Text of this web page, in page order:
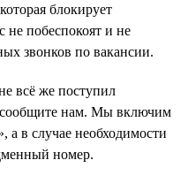
блокирует
побеспокоят и не
звонков по вакансии.
всё же поступил
сообщите нам. Мы включим
а в случае необходимости
номер.